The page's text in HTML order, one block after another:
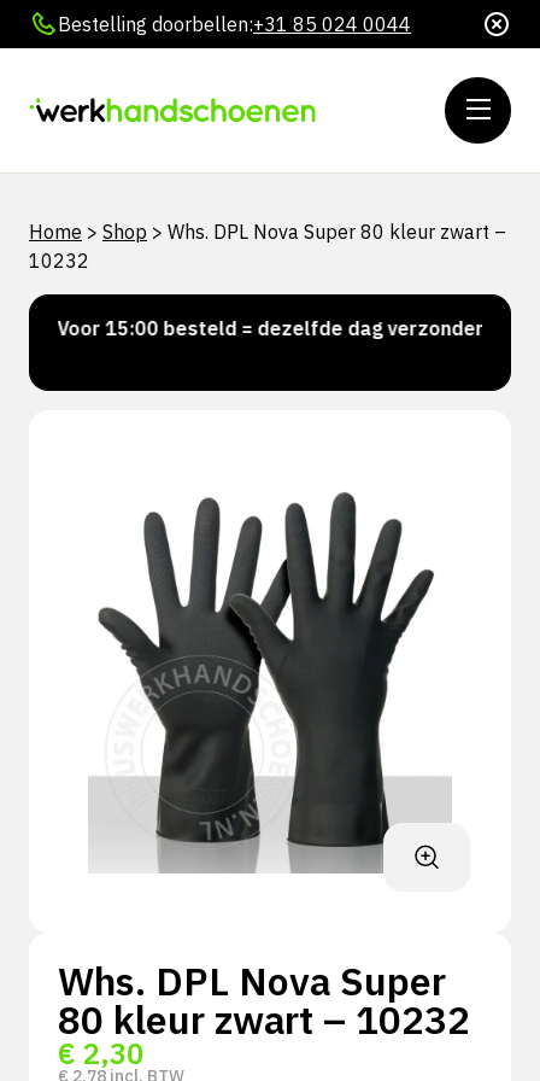
Bestelling doorbellen:+31 85 024 0044
Home > Shop > Whs. DPL Nova Super 80 kleur zwart –
10232
Voor 15:00 besteld = dezelfde dag verzonden
Whs. DPL Nova Super
80 kleur zwart – 10232
€ 2,30
€ 2,78 incl. BTW